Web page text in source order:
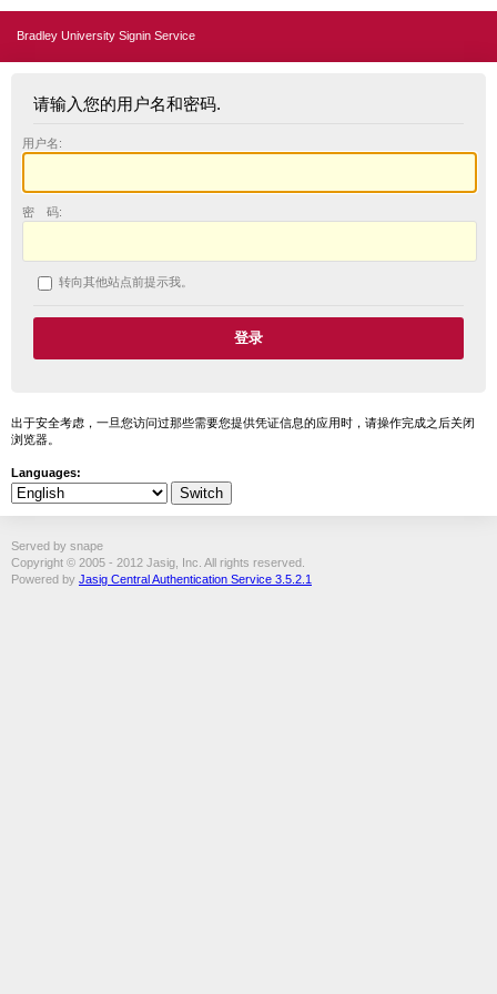
Bradley University Signin Service
请输入您的用户名和密码.
用户名:
密 码:
转向其他站点前提示我。
出于安全考虑，一旦您访问过那些需要您提供凭证信息的应用时，请操作完成之后关闭
浏览器。
Languages:
Served by snape
Copyright © 2005 - 2012 Jasig, Inc. All rights reserved.
Powered by Jasig Central Authentication Service 3.5.2.1